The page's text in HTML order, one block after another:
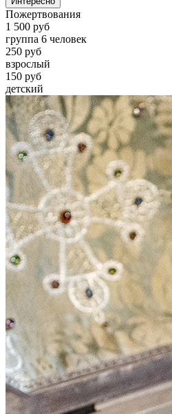
Пожертвования
1 500 руб
группа 6 человек
250 руб
взрослый
150 руб
детский